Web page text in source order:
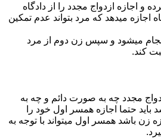
و اجازه ازدواج مجدد را از دادگاه
اجازه میدهد که مرد بتواند عدم تمکین
میشود و سپس زن دوم از مرد
کند.
مجدد چه به صورت دائم و چه به
حتما اجازه همسر اول خود را
زن باشد همسر اول میتواند با توجه به